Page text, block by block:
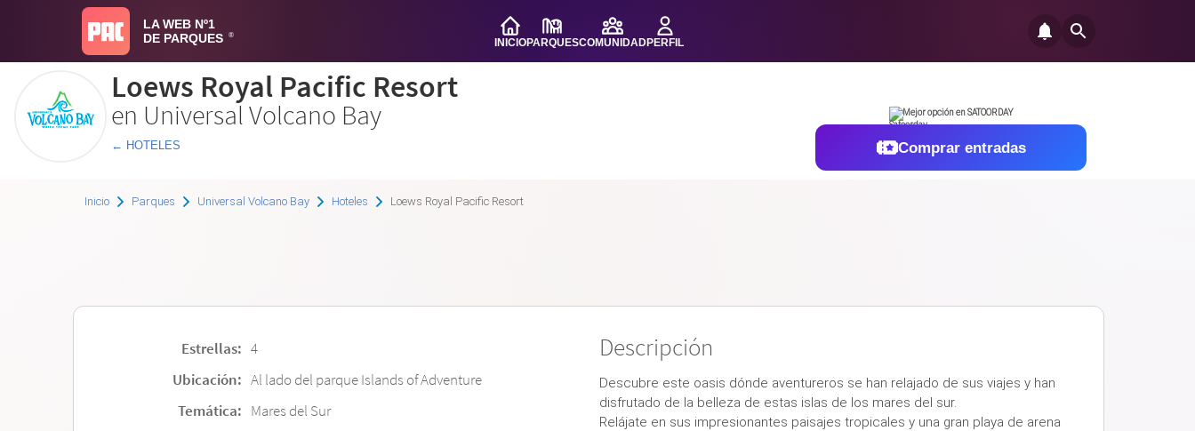
LA WEB Nº1
DE PARQUES
®
INICIOPARQUESCOMUNIDADPERFIL
Loews Royal Pacific Resort
en Universal Volcano Bay
← HOTELES
Mejor opción en SATOORDAY
Comprar entradas
Inicio Parques Universal Volcano Bay Hoteles Loews Royal Pacific Resort
Estrellas: 4
Ubicación: Al lado del parque Islands of Adventure
Temática: Mares del Sur
Descripción
Descubre este oasis dónde aventureros se han relajado de sus viajes y han
disfrutado de la belleza de estas islas de los mares del sur.
Relájate en sus impresionantes paisajes tropicales y una gran playa de arena